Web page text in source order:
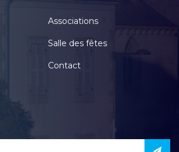
Associations
Salle des fêtes
Contact